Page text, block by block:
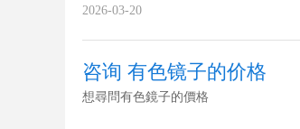
2026-03-20
咨询 有色镜子的价格
想尋問有色鏡子的價格